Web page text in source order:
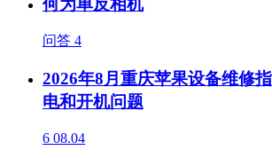
何为单反相机
问答 4
2026年8月重庆苹果设备维修
电和开机问题
6 08.04